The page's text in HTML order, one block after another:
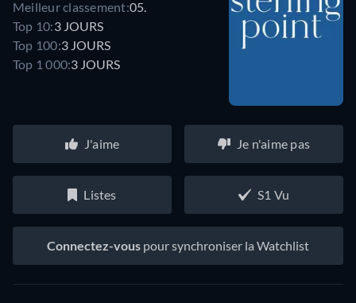
Meilleur classement:05.
Top 10:3 JOURS
Top 100:3 JOURS
Top 1 000:3 JOURS
J'aime Je n'aime pas
Listes S1 Vu
Connectez-vous pour synchroniser la Watchlist